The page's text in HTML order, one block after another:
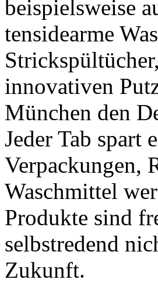
beispielsweise
tensidearme
innovativen
München den
Jeder Tab spart
Verpackungen,
Waschmittel
Produkte sind
selbstredend
Zukunft.